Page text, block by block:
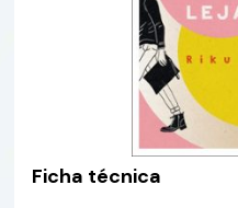
Ficha técnica